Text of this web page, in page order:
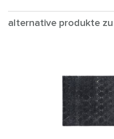
alternative produkte